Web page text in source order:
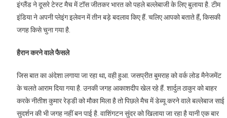
इंग्लैंड ने दूसरे टेस्ट मैच में टॉस जीतकर भारत को पहले बल्लेबाजी के लिए बुलाया है. टीम
इंडिया ने अपनी प्लेइंग इलेवन में तीन बड़े बदलाव किए हैं. चलिए आपको बताते हैं, किसकी
जगह किसे चुना गया है.
हैरान करने वाले फैसले
जिस बात का अंदेशा लगाया जा रहा था, वही हुआ. जसप्रीत बुमराह को वर्क लोड मैनेजमेंट
के चलते आराम दिया गया है. उनकी जगह आकाशदीप खेल रहे हैं. शार्दुल ठाकुर को बाहर
करके नीतीश कुमार रेड्डी को मौका मिला है तो पिछले मैच में डेब्यू करने वाले बल्लेबाज साई
सुदर्शन की भी जगह नहीं बन पाई है. वाशिंगटन सुंदर को खिलाया जा रहा है यानी एक बार